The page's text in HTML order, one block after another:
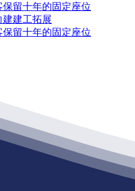
保留十年的固定座位
建建工拓展
保留十年的固定座位